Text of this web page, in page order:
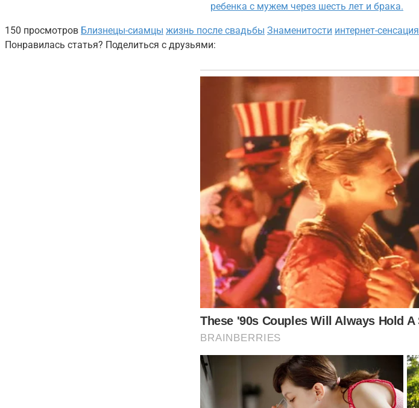
ребенка с мужем через шесть лет и брака.
150 просмотров Близнецы-сиамцы жизнь после свадьбы Знаменитости интернет-сенсация
Понравилась статья? Поделиться с друзьями: